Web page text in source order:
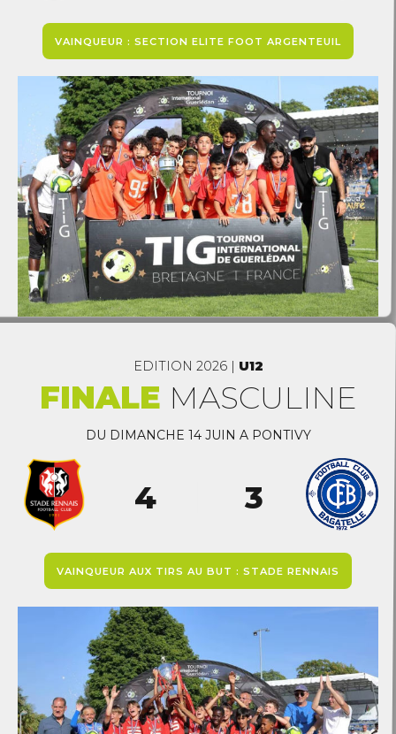
3
4
5
6
7
8
9
0
VAINQUEUR : SECTION ELITE FOOT ARGENTEUIL
EDITION 2026 | U12
FINALE MASCULINE
DU DIMANCHE 14 JUIN A PONTIVY
0
1
2
4
6
7
8
9
0
0
1
3
5
6
7
8
9
0
VAINQUEUR AUX TIRS AU BUT : STADE RENNAIS